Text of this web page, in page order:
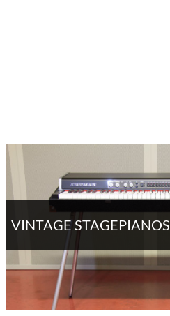
VINTAGE STAGEPIANOS